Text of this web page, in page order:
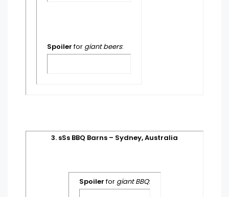
Spoilerfor giant beers:
3. sSs BBQ Barns – Sydney, Australia
Spoilerfor giant BBQ: